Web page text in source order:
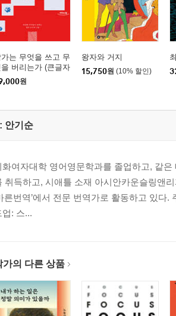
가는 무엇을 쓰고 무
을 버리는가 (큰글자
서)
원
왕자와 거지
15,750원 (10% 할인)
안기순
화여자대학 영어영문학과를 졸업하고, 같
취득하고, 시애틀 소재 아시안카운슬링앤
른번역’에서 전문 번역가로 활동하고 있
업: 스...
가의 다른 상품